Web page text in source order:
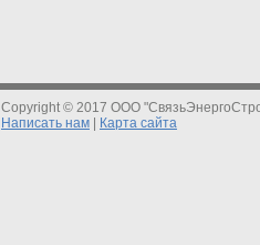
Copyright © 2017 ООО
Написать нам
Карта сайта